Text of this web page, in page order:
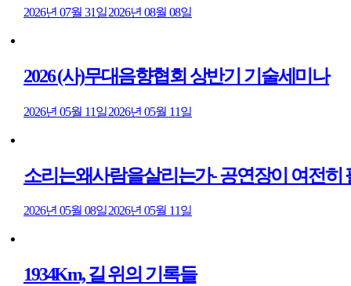
년 07월 31일2026년 08월 08일
(사)무대음향협회 상반기 기술세미나
년 05월 11일2026년 05월 11일
리는왜사람을살리는가- 공연장이 여전히 필
년 05월 08일2026년 05월 11일
길 위의 기록들